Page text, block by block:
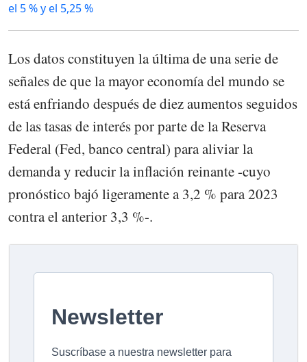
el 5 % y el 5,25 %
Los datos constituyen la última de una serie de
señales de que la mayor economía del mundo se
está enfriando después de diez aumentos seguidos
de las tasas de interés por parte de la Reserva
Federal (Fed, banco central) para aliviar la
demanda y reducir la inflación reinante -cuyo
pronóstico bajó ligeramente a 3,2 % para 2023
contra el anterior 3,3 %-.